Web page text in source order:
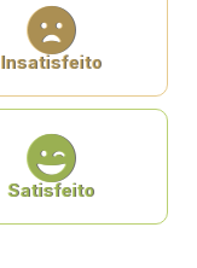
Insatisfeito
Satisfeito